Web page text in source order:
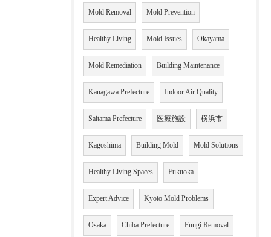
Mold Removal Mold Prevention
Healthy Living Mold Issues Okayama
Mold Remediation Building Maintenance
Kanagawa Prefecture Indoor Air Quality
Saitama Prefecture 医療施設 横浜市
Kagoshima Building Mold Mold Solutions
Healthy Living Spaces Fukuoka
Expert Advice Kyoto Mold Problems
Osaka Chiba Prefecture Fungi Removal